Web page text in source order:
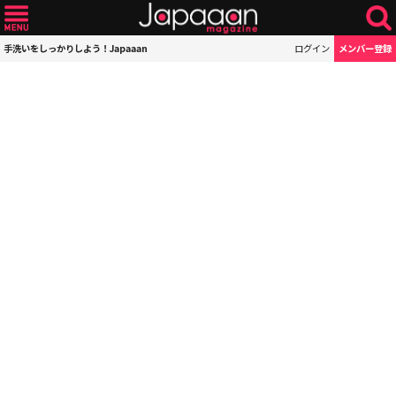
手洗いをしっかりしよう！Japaaan ログイン メンバー登録